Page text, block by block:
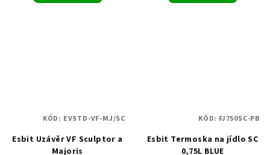
Esbit Uzávěr VF Sculptor a
Majoris
KÓD: EVSTD-VF-MJ/SC
Esbit Termoska na jídlo SC
0,75L BLUE
KÓD: FJ750SC-PB